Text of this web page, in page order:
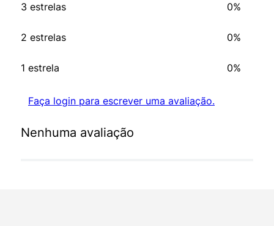
3 estrelas 0%
2 estrelas 0%
1 estrela 0%
Faça login para escrever uma avaliação.
Nenhuma avaliação